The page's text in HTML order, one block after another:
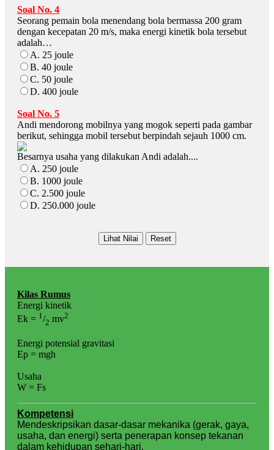
Soal No. 4
Seorang pemain bola menendang bola bermassa 200 gram
dengan kecepatan 20 m/s, maka energi kinetik bola tersebut
adalah…
A. 25 joule
B. 40 joule
C. 50 joule
D. 400 joule
Soal No. 5
Andi mendorong mobilnya yang mogok seperti pada gambar
berikut, sehingga mobil tersebut berpindah sejauh 1000 cm.
Besarnya usaha yang dilakukan Andi adalah....
A. 250 joule
B. 1000 joule
C. 2.500 joule
D. 250.000 joule
Kilas Rumus
Energi kinetik
Ek = 1 /2 mv2
Energi potensial gravitasi
Ep = mgh
Usaha
W = Fs
Kompetensi
Mendeskripsikan dasar-dasar mekanika (gerak, gaya,
usaha, dan energi) serta penerapan konsep tekanan
dalam kehidupan sehari-hari.